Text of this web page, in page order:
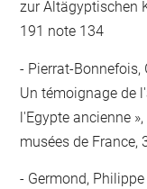
zur Altägyptischen
191 note 134
Pierrat-Bonnefois,
Un témoignage de
l'Egypte ancienne
musées de France,
Germond,